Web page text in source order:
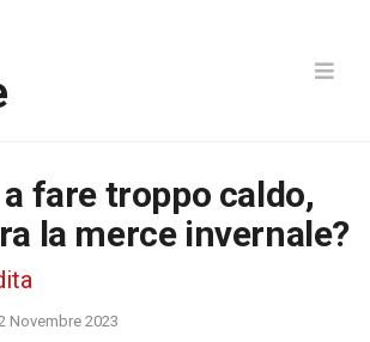
fare troppo caldo,
la merce invernale?
Novembre 2023